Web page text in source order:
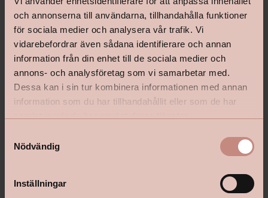
och annonserna till användarna, tillhandahålla funktioner
för sociala medier och analysera vår trafik. Vi
vidarebefordrar även sådana identifierare och annan
information från din enhet till de sociala medier och
annons- och analysföretag som vi samarbetar med.
Dessa kan i sin tur kombinera informationen med annan
information som du har tillhandahållit eller som de har
Nödvändig
Inställningar
Pris från